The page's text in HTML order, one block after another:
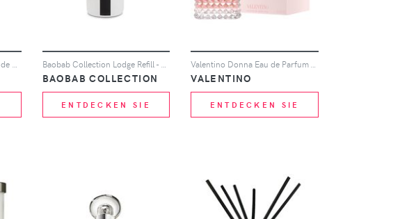
BAOBAB COLLECTION
ENTDECKEN SIE
VALENTINO
ENTDECKEN SIE